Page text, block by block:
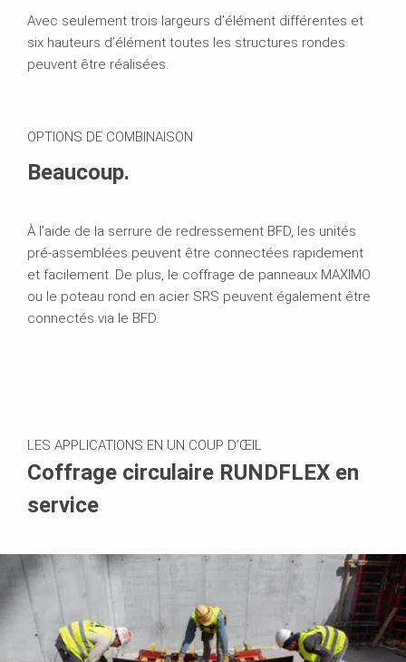
Avec seulement trois largeurs d’élément différentes et
six hauteurs d’élément toutes les structures rondes
peuvent être réalisées.
OPTIONS DE COMBINAISON
Beaucoup.
À l’aide de la serrure de redressement BFD, les unités
pré-assemblées peuvent être connectées rapidement
et facilement. De plus, le coffrage de panneaux MAXIMO
ou le poteau rond en acier SRS peuvent également être
connectés via le BFD.
LES APPLICATIONS EN UN COUP D’ŒIL
Coffrage circulaire RUNDFLEX en
service